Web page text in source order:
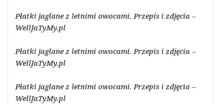
Płatki jaglane z letnimi owocami. Przepis i zdjęcia –
WellJaTyMy.pl
Płatki jaglane z letnimi owocami. Przepis i zdjęcia –
WellJaTyMy.pl
Płatki jaglane z letnimi owocami. Przepis i zdjęcia –
WellJaTyMy.pl